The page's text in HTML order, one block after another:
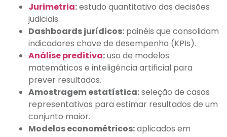
Jurimetria:estudo quantitativo das decisões
judiciais.
Dashboards jurídicos: painéis que consolidam
indicadores chave de desempenho (KPIs).
Análise preditiva:uso de modelos
matemáticos e inteligência artificial para
prever resultados.
Amostragem estatística:seleção de casos
representativos para estimar resultados de um
conjunto maior.
Modelos econométricos:aplicados em